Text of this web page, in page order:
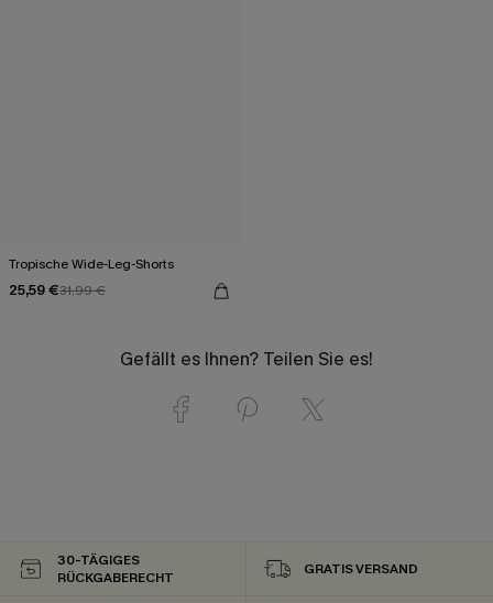
Tropische Wide-Leg-Shorts
25,59 €31,99 €
Gefällt es Ihnen? Teilen Sie es!
30-TÄGIGES
RÜCKGABERECHT
GRATIS VERSAND